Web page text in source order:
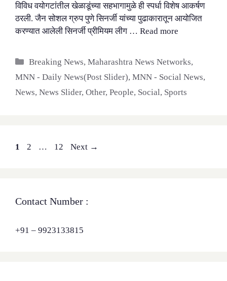
विविध वयोगटांतील खेळाडूंच्या सहभागामुळे ही स्पर्धा विशेष आकर्षण
ठरली. जैन सोशल ग्रुप पुणे सिनर्जी यांच्या पुढाकारातून आयोजित
करण्यात आलेली सिनर्जी प्रीमियम लीग … Read more
Categories
Breaking News,Maharashtra News Networks,
MNN - Daily News(Post Slider), MNN - Social News,
News, News Slider, Other, People, Social, Sports
Page
1 Page
2 … Page
12 Next →
Contact Number :
+91 – 9923133815